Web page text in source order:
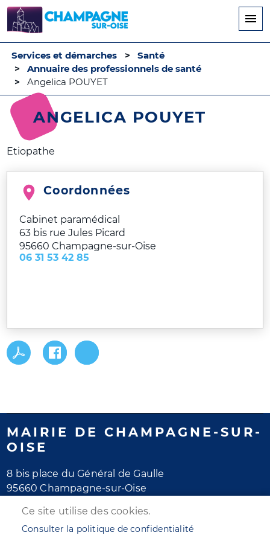
principal
Services et démarches
Santé
Annuaire des professionnels de santé
Angelica POUYET
ANGELICA POUYET
Etiopathe
Coordonnées
Cabinet paramédical
63 bis rue Jules Picard
95660 Champagne-sur-Oise
06 31 53 42 85
MAIRIE DE CHAMPAGNE-SUR-
OISE
8 bis place du Général de Gaulle
95660 Champagne-sur-Oise
Horaires d'ouverture
Ce site utilise des cookies.
Consulter la politique de confidentialité